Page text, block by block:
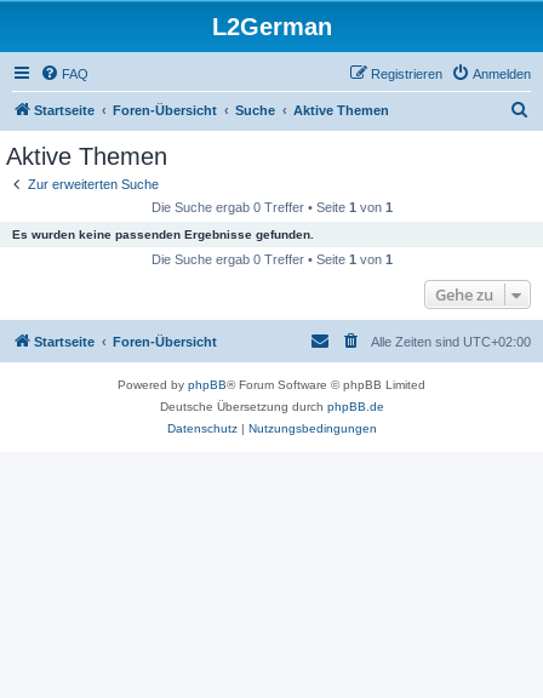
L2German
FAQ Anmelden
Registrieren
Startseite Foren-Übersicht Suche Aktive Themen
Aktive Themen
Zur erweiterten Suche
Die Suche ergab 0 Treffer • Seite 1 von 1
Es wurden keine passenden Ergebnisse gefunden.
Die Suche ergab 0 Treffer • Seite 1 von 1
Gehe zu
Startseite Foren-Übersicht Alle Zeiten sind UTC+02:00
Powered by phpBB® Forum Software © phpBB Limited
Deutsche Übersetzung durch phpBB.de
Datenschutz| Nutzungsbedingungen